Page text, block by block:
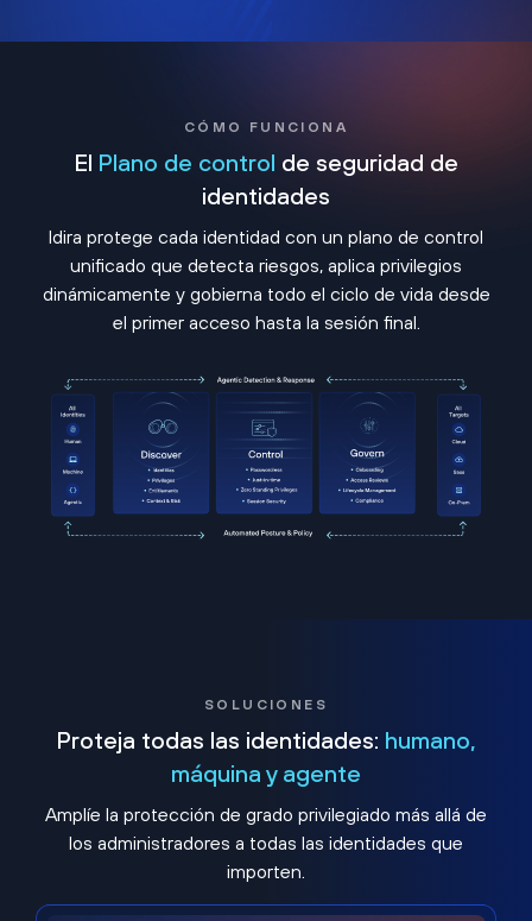
CÓMO FUNCIONA
El Plano de control de seguridad de
identidades
Idira protege cada identidad con un plano de control
unificado que detecta riesgos, aplica privilegios
dinámicamente y gobierna todo el ciclo de vida desde
el primer acceso hasta la sesión final.
SOLUCIONES
Proteja todas las identidades: humano,
máquina y agente
Amplíe la protección de grado privilegiado más allá de
los administradores a todas las identidades que
importen.